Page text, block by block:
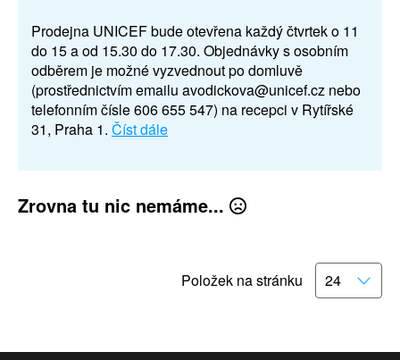
Prodejna UNICEF bude otevřena každý čtvrtek o 11
do 15 a od 15.30 do 17.30. Objednávky s osobním
odběrem je možné vyzvednout po domluvě
(prostřednictvím emailu avodickova@unicef.cz nebo
telefonním čísle 606 655 547) na recepci v Rytířské
31, Praha 1. Číst dále
Zrovna tu nic nemáme...
Položek na stránku